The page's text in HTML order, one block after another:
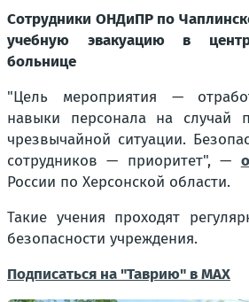
Сотрудники ОНДиПР по
учебную эвакуацию в
больнице
"Цель мероприятия —
навыки персонала на случай
чрезвычайной ситуации.
сотрудников — приоритет", —
России по Херсонской области.
Такие учения проходят
безопасности учреждения.
Подписаться на "Таврию" в MAX